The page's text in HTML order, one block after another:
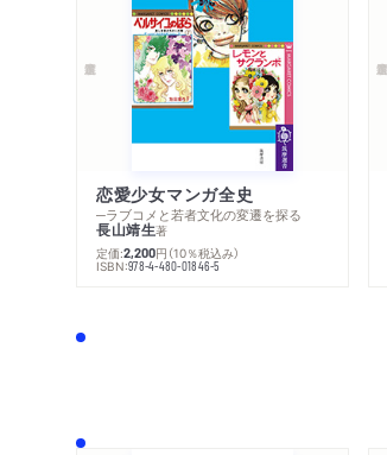
恋愛少女マンガ全史
─ラブコメと若者文化の変遷を探る
長山靖生著
定価:2,200円 （10％税込み）
ISBN:978-4-480-01846-5